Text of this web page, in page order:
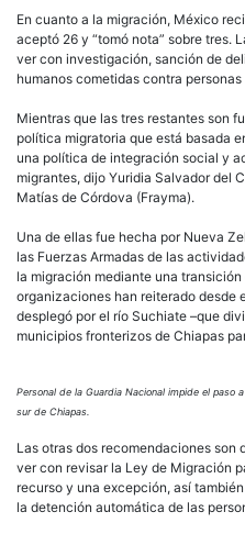
En cuanto a la migración, México
aceptó 26 y “tomó nota” sobre tres.
ver con investigación, sanción de
humanos cometidas contra
Mientras que las tres restantes son
política migratoria que está basada
una política de integración social y
migrantes, dijo Yuridia Salvador del
Matías de Córdova (Frayma).
Una de ellas fue hecha por Nueva
las Fuerzas Armadas de las
la migración mediante una
organizaciones han reiterado desde
desplegó por el río Suchiate –que
municipios fronterizos de Chiapas
Personal de la Guardia Nacional impide el paso
sur de Chiapas.
Las otras dos recomendaciones son
ver con revisar la Ley de Migración
recurso y una excepción, así
la detención automática de las